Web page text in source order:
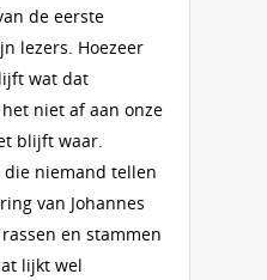
de eerste
lezers. Hoezeer
wat dat
niet af aan onze
blijft waar.
die niemand tellen
van Johannes
en stammen
lijkt wel